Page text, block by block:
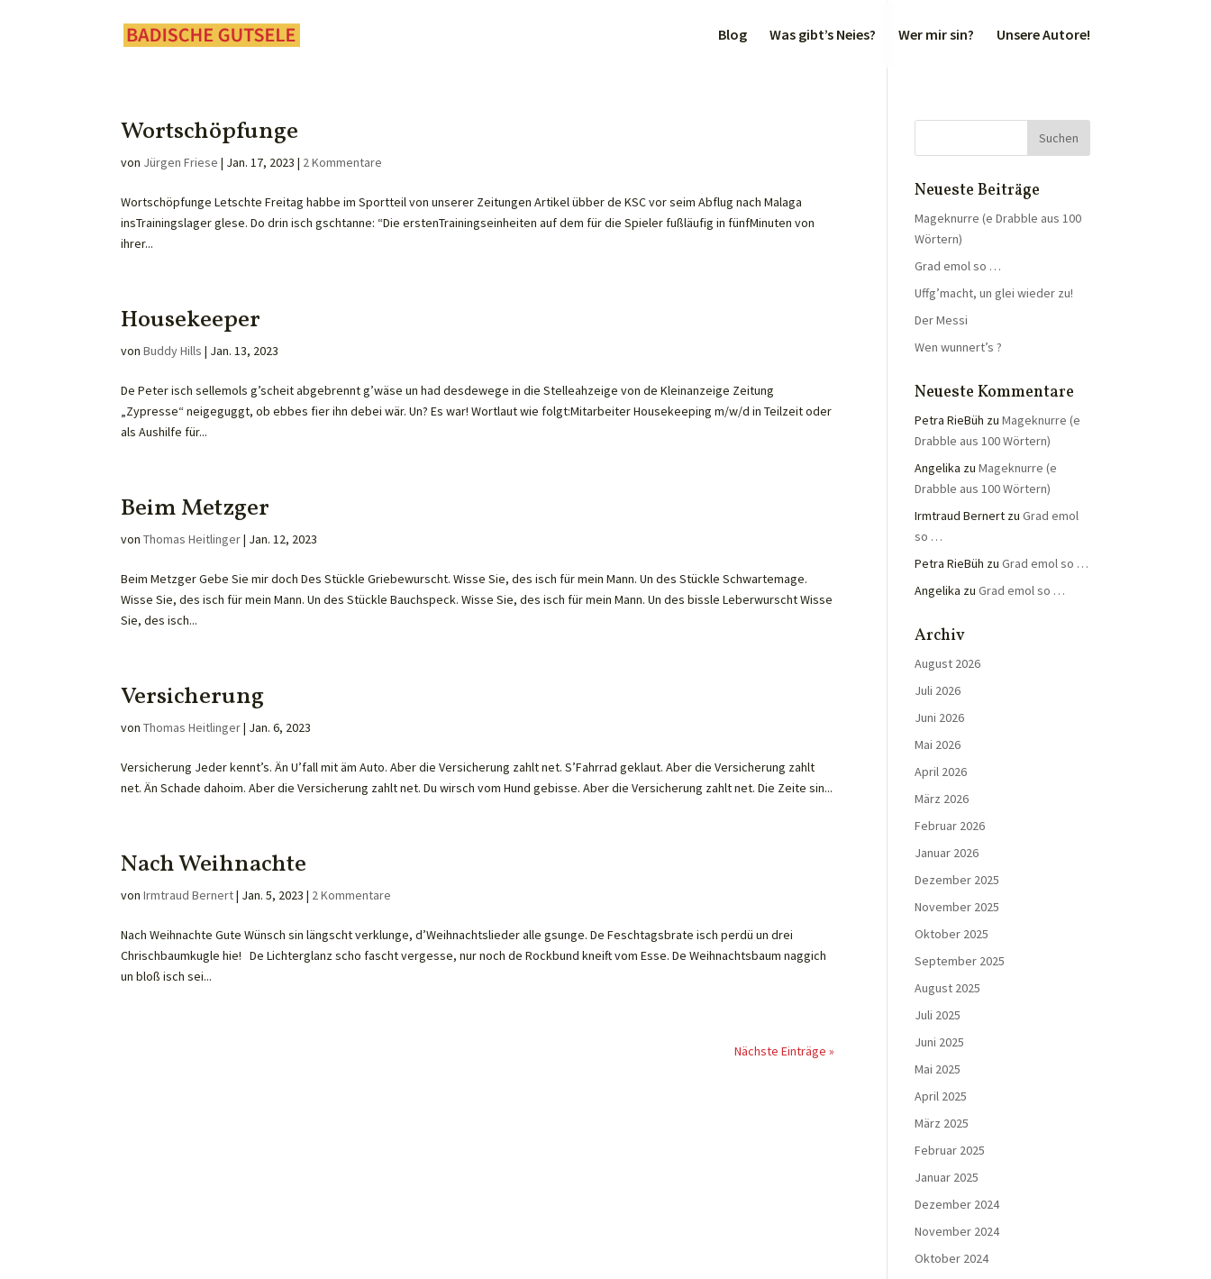
Blog Was gibt’s Neies? Wer mir sin? Unsere Autore!
Wortschöpfunge
von Jürgen Friese | Jan. 17, 2023 | 2 Kommentare
Wortschöpfunge Letschte Freitag habbe im Sportteil von unserer Zeitungen Artikel übber de KSC vor seim Abflug nach Malaga
insTrainingslager glese. Do drin isch gschtanne: “Die erstenTrainingseinheiten auf dem für die Spieler fußläufig in fünfMinuten von
ihrer...
Housekeeper
vonBuddy Hills | Jan. 13, 2023
De Peter isch sellemols g’scheit abgebrennt g’wäse un had desdewege in die Stelleahzeige von de Kleinanzeige Zeitung
„Zypresse“ neigeguggt, ob ebbes fier ihn debei wär. Un? Es war! Wortlaut wie folgt:Mitarbeiter Housekeeping m/w/d in Teilzeit oder
als Aushilfe für...
Beim Metzger
vonThomas Heitlinger| Jan. 12, 2023
Beim Metzger Gebe Sie mir doch Des Stückle Griebewurscht. Wisse Sie, des isch für mein Mann. Un des Stückle Schwartemage.
Wisse Sie, des isch für mein Mann. Un des Stückle Bauchspeck. Wisse Sie, des isch für mein Mann. Un des bissle Leberwurscht Wisse
Sie, des isch...
Versicherung
vonThomas Heitlinger| Jan. 6, 2023
Versicherung Jeder kennt’s. Än U’fall mit äm Auto. Aber die Versicherung zahlt net. S’Fahrrad geklaut. Aber die Versicherung zahlt
net. Än Schade dahoim. Aber die Versicherung zahlt net. Du wirsch vom Hund gebisse. Aber die Versicherung zahlt net. Die Zeite sin...
Nach Weihnachte
vonIrmtraud Bernert| Jan. 5, 2023 | 2 Kommentare
Nach Weihnachte Gute Wünsch sin längscht verklunge, d’Weihnachtslieder alle gsunge. De Feschtagsbrate isch perdü un drei
Chrischbaumkugle hie! De Lichterglanz scho fascht vergesse, nur noch de Rockbund kneift vom Esse. De Weihnachtsbaum naggich
un bloß isch sei...
Nächste Einträge »
Neueste Beiträge
Mageknurre (e Drabble aus 100
Wörtern)
Grad emol so …
Uffg’macht, un glei wieder zu!
Der Messi
Wen wunnert’s ?
Neueste Kommentare
Petra RieBüh zuMageknurre (e
Drabble aus 100 Wörtern)
Angelika zuMageknurre (e
Drabble aus 100 Wörtern)
Irmtraud Bernert zuGrad emol
so …
Petra RieBüh zuGrad emol so …
Angelika zuGrad emol so …
Archiv
August 2026
Juli 2026
Juni 2026
Mai 2026
April 2026
März 2026
Februar 2026
Januar 2026
Dezember 2025
November 2025
Oktober 2025
September 2025
August 2025
Juli 2025
Juni 2025
Mai 2025
April 2025
März 2025
Februar 2025
Januar 2025
Dezember 2024
November 2024
Oktober 2024